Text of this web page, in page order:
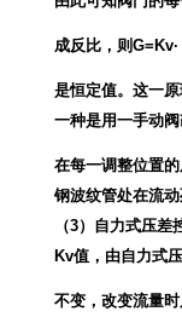
成反比，则G=Kv·
是恒定值。这一
一种是用一手动
在每一调整位置
钢波纹管处在流
（3）自力式压
Kv值，由自力式
不变，改变流量